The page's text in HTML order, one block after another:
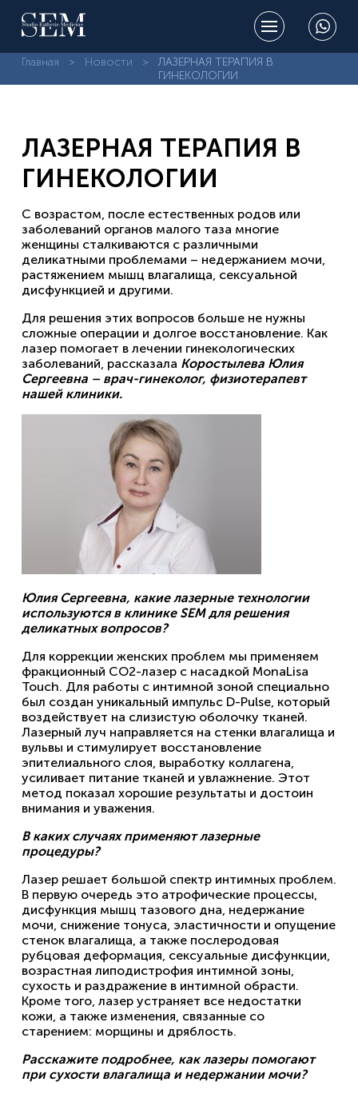
Главная Новости
ЛАЗЕРНАЯ ТЕРАПИЯ В
ГИНЕКОЛОГИИ
ЛАЗЕРНАЯ ТЕРАПИЯ В
ГИНЕКОЛОГИИ
С возрастом, после естественных родов или
заболеваний органов малого таза многие
женщины сталкиваются с различными
деликатными проблемами – недержанием мочи,
растяжением мышц влагалища, сексуальной
дисфункцией и другими.
Для решения этих вопросов больше не нужны
сложные операции и долгое восстановление. Как
лазер помогает в лечении гинекологических
заболеваний, рассказала Коростылева Юлия
Сергеевна – врач-гинеколог, физиотерапевт
нашей клиники.
Юлия Сергеевна, какие лазерные технологии
используются в клинике SEM для решения
деликатных вопросов?
Для коррекции женских проблем мы применяем
фракционный CO2-лазер с насадкой MonaLisa
Touch. Для работы с интимной зоной специально
был создан уникальный импульс D-Pulse, который
воздействует на слизистую оболочку тканей.
Лазерный луч направляется на стенки влагалища и
вульвы и стимулирует восстановление
эпителиального слоя, выработку коллагена,
усиливает питание тканей и увлажнение. Этот
метод показал хорошие результаты и достоин
внимания и уважения.
В каких случаях применяют лазерные
процедуры?
Лазер решает большой спектр интимных проблем.
В первую очередь это атрофические процессы,
дисфункция мышц тазового дна, недержание
мочи, снижение тонуса, эластичности и опущение
стенок влагалища, а также послеродовая
рубцовая деформация, сексуальные дисфункции,
возрастная липодистрофия интимной зоны,
сухость и раздражение в интимной обрасти.
Кроме того, лазер устраняет все недостатки
кожи, а также изменения, связанные со
старением: морщины и дряблость.
Расскажите подробнее, как лазеры помогают
при сухости влагалища и недержании мочи?